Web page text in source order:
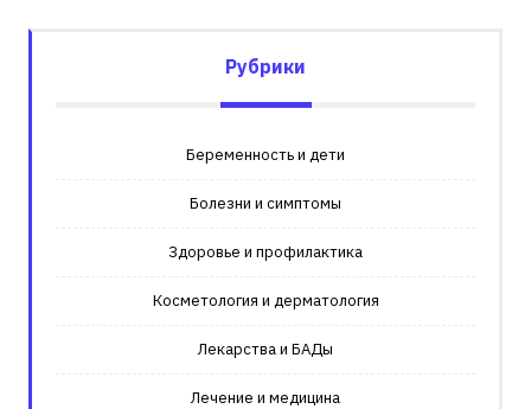
Рубрики
Беременность и дети
Болезни и симптомы
Здоровье и профилактика
Косметология и дерматология
Лекарства и БАДы
Лечение и медицина